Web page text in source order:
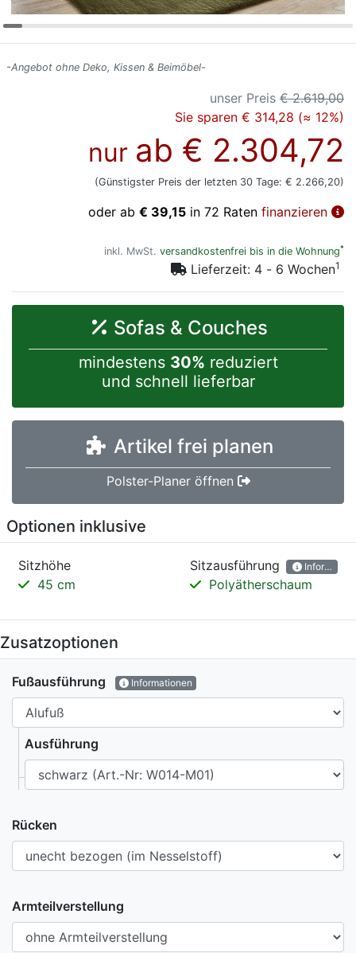
-Angebot ohne Deko, Kissen & Beimöbel-
unser Preis € 2.619,00
Sie sparen € 314,28 (≈ 12%)
nur ab € 2.304,72
(Günstigster Preis der letzten 30 Tage: € 2.266,20)
oder ab € 39,15 in 72 Raten finanzieren
inkl. MwSt. versandkostenfrei bis in die Wohnung*
Lieferzeit: 4 - 6 Wochen1
Sofas & Couches
mindestens 30% reduziert
und schnell lieferbar
Artikel frei planen
Polster-Planer öffnen
Optionen inklusive
Sitzhöhe
45 cm
Sitzausführung
Polyätherschaum
Zusatzoptionen
Fußausführung Informationen
Ausführung
Rücken
Armteilverstellung
Letz-
Deals